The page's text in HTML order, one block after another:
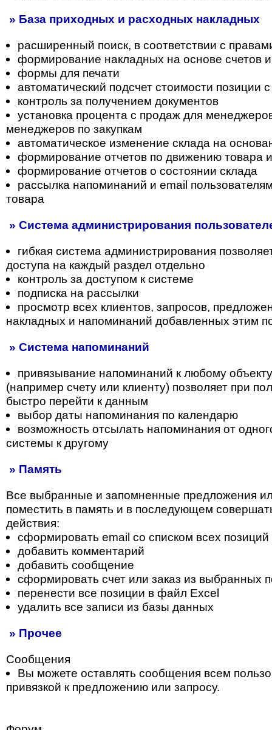
» База приходных и расходных накладных
расширенный поиск, в соответствии с
формирование накладных на основе счетов и
формы для печати
автоматический подсчет стоимости позиции
контроль за получением документов
установка процента с продаж для
менеджеров по закупкам
автоматическое изменение склада на
формирование отчетов по движению товара
формирование отчетов о состоянии склада
рассылка напоминаний и email
товара
» Система администрирования
гибкая система администрирования
доступа на каждый раздел отдельно
контроль за доступом к системе
подписка на рассылки
просмотр всех клиентов, запросов,
накладных и напоминаний добавленных этим
» Система напоминаний
привязывание напоминаний к любому
(например счету или клиенту) позволяет при
быстро перейти к данным
выбор даты напоминания по календарю
возможность отсылать напоминания от
системы к другому
» Память
Все выбранные и запомненные предложения
поместить в память и в последующем
действия:
сформировать email со списком всех позиций
добавить комментарий
добавить сообщение
сформировать счет или заказ из выбранных
перенести все позиции в файл Excel
удалить все записи из базы данных
» Прочее
Сообщения
Вы можете оставлять сообщения всем
привязкой к предложению или запросу.